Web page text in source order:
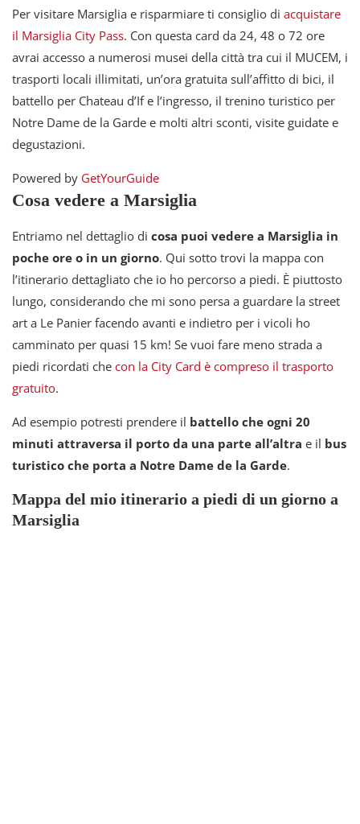
Per visitare Marsiglia e risparmiare ti consiglio di acquistare
il Marsiglia City Pass. Con questa card da 24, 48 o 72 ore
avrai accesso a numerosi musei della città tra cui il MUCEM, i
trasporti locali illimitati, un’ora gratuita sull’affitto di bici, il
battello per Chateau d’If e l’ingresso, il trenino turistico per
Notre Dame de la Garde e molti altri sconti, visite guidate e
degustazioni.
Powered by GetYourGuide
Cosa vedere a Marsiglia
Entriamo nel dettaglio di cosa puoi vedere a Marsiglia in
poche ore o in un giorno. Qui sotto trovi la mappa con
l’itinerario dettagliato che io ho percorso a piedi. È piuttosto
lungo, considerando che mi sono persa a guardare la street
art a Le Panier facendo avanti e indietro per i vicoli ho
camminato per quasi 15 km! Se vuoi fare meno strada a
piedi ricordati che con la City Card è compreso il trasporto
gratuito.
Ad esempio potresti prendere il battello che ogni 20
minuti attraversa il porto da una parte all’altra e il bus
turistico che porta a Notre Dame de la Garde.
Mappa del mio itinerario a piedi di un giorno a
Marsiglia